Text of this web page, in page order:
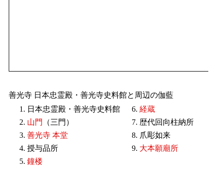
善光寺 日本忠霊殿・善光寺史料館と周辺の伽藍
1. 日本忠霊殿・善光寺史料館
2. 山門
（三門）
3. 善光寺 本堂
4. 授与品所
5. 鐘楼
6. 経蔵
7. 歴代回向柱納所
8. 爪彫如来
9. 大本願廟所